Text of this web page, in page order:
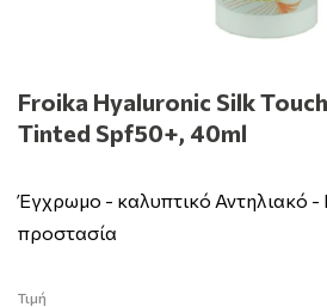
Froika Hyaluronic Silk
Tinted Spf50+, 40ml
Έγχρωμο - καλυπτικό Αντηλιακό
προστασία
Τιμή